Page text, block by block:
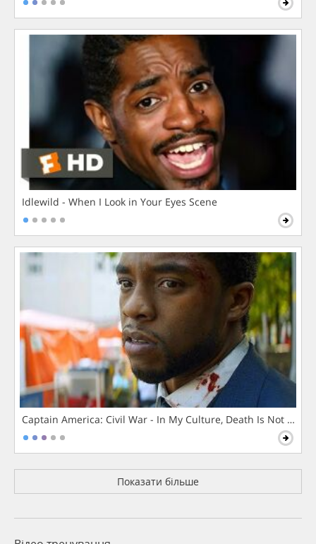
Idlewild - When I Look in Your Eyes Scene
Captain America: Civil War - In My Culture, Death Is Not The
Показати більше